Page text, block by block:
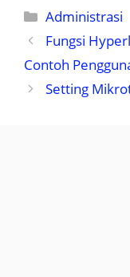
Kategori
Administrasi
Fungsi
Contoh
Setting